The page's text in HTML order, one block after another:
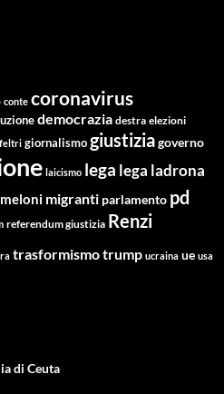
conte coronavirus
democrazia destra elezioni
feltri giornalismogiustiziagoverno
laicismo lega lega ladrona
meloni migranti parlamento pd
referendum giustizia Renzi
trasformismotrump ucraina ue usa
di Ceuta